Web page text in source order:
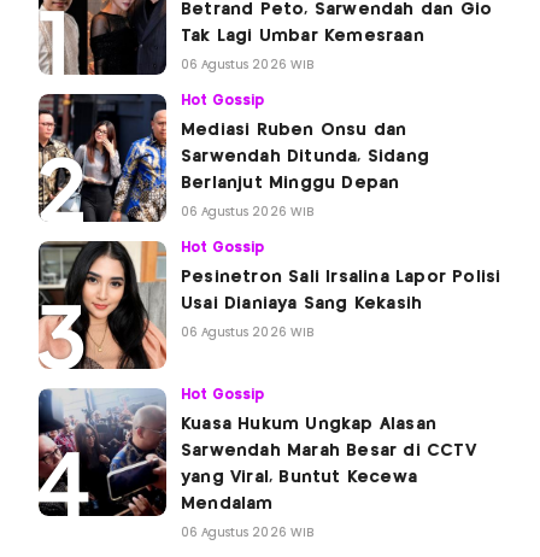
Betrand Peto, Sarwendah dan Gio
Tak Lagi Umbar Kemesraan
06 Agustus 2026 WIB
Hot Gossip
Mediasi Ruben Onsu dan
Sarwendah Ditunda, Sidang
Berlanjut Minggu Depan
06 Agustus 2026 WIB
Hot Gossip
Pesinetron Sali Irsalina Lapor Polisi
Usai Dianiaya Sang Kekasih
06 Agustus 2026 WIB
Hot Gossip
Kuasa Hukum Ungkap Alasan
Sarwendah Marah Besar di CCTV
yang Viral, Buntut Kecewa
Mendalam
06 Agustus 2026 WIB